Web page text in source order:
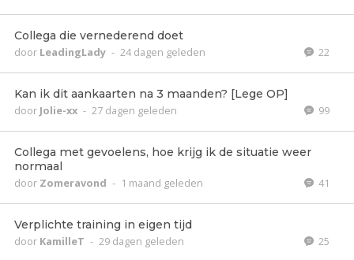
Collega die vernederend doet
door LeadingLady - 24 dagen geleden 22
Kan ik dit aankaarten na 3 maanden? [Lege OP]
door Jolie-xx - 27 dagen geleden 99
Collega met gevoelens, hoe krijg ik de situatie weer
normaal
door Zomeravond - 1 maand geleden 41
Verplichte training in eigen tijd
door KamilleT - 29 dagen geleden 25